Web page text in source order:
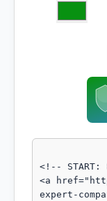
<!-- START:
<a
expert-